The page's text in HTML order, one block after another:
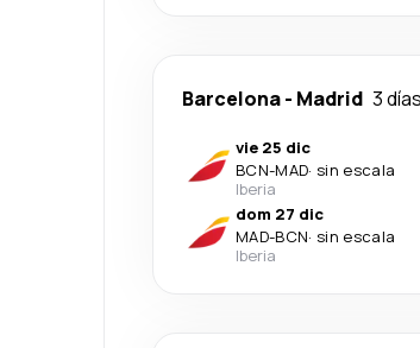
Barcelona- Madrid 3 días
vie 25 dic
BCN-MAD· sin escala
Iberia
dom 27 dic
MAD-BCN· sin escala
Iberia